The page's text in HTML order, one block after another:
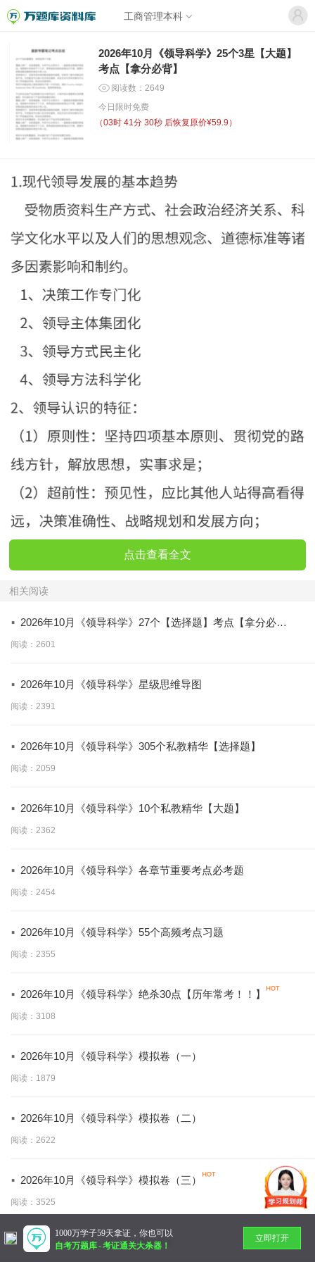
工商管理本科
2026年10月《领导科学》25个3星【大题】
考点【拿分必背】
阅读数：2649
今日限时免费
（03时 41分 30秒 后恢复原价¥59.9）
点击查看全文
相关阅读
· 2026年10月《领导科学》27个【选择题】考点【拿分必
学】
阅读：2601
· 2026年10月《领导科学》星级思维导图
阅读：2391
· 2026年10月《领导科学》305个私教精华【选择题】
阅读：2059
· 2026年10月《领导科学》10个私教精华【大题】
阅读：2362
· 2026年10月《领导科学》各章节重要考点必考题
阅读：2454
· 2026年10月《领导科学》55个高频考点习题
阅读：2355
· 2026年10月《领导科学》绝杀30点【历年常考！！】
阅读：3108
· 2026年10月《领导科学》模拟卷（一）
阅读：1879
· 2026年10月《领导科学》模拟卷（二）
阅读：2622
· 2026年10月《领导科学》模拟卷（三）
阅读：3525
暂无更多
1000万学子59天拿证，你也可以
自考万题库-考证通关大杀器！
立即打开